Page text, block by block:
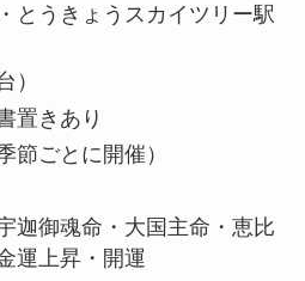
とうきょうスカイツリー駅
）
置きあり
節ごとに開催）
迦御魂命・大国主命・恵比
運上昇・開運